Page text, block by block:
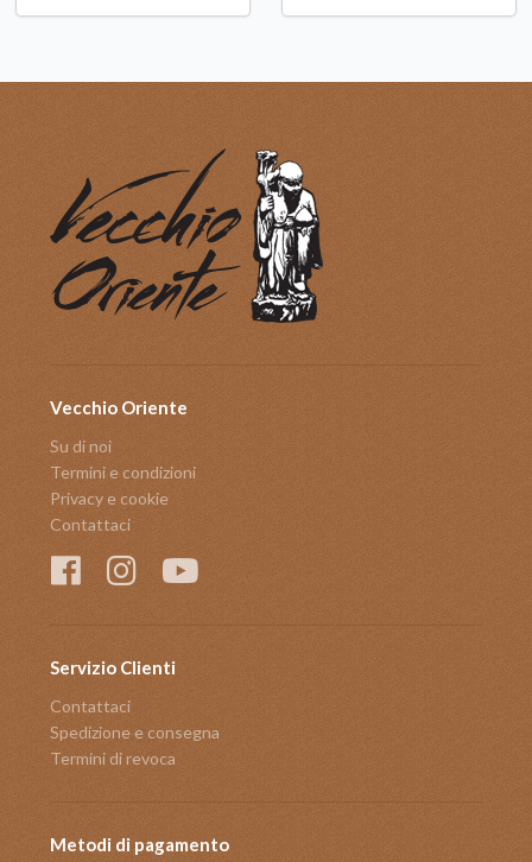
Vecchio Oriente
Su di noi
Termini e condizioni
Privacy e cookie
Contattaci
Servizio Clienti
Contattaci
Spedizione e consegna
Termini di revoca
Metodi di pagamento